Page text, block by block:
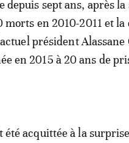
depuis sept ans, après
morts en 2010-2011 et
président Alassane
en 2015 à 20 ans de
été acquittée à la